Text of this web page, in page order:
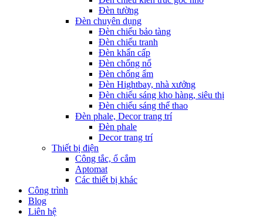
Đèn tường
Đèn chuyên dụng
Đèn chiếu bảo tàng
Đèn chiếu tranh
Đèn khẩn cấp
Đèn chống nổ
Đèn chống ẩm
Đèn Hightbay, nhà xưởng
Đèn chiếu sáng kho hàng, siêu thị
Đèn chiếu sáng thể thao
Đèn phale, Decor trang trí
Đèn phale
Decor trang trí
Thiết bị điện
Công tắc, ổ cắm
Aptomat
Các thiết bị khác
Công trình
Blog
Liên hệ